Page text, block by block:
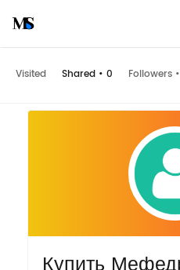
Visited Shared • 0 Followers •